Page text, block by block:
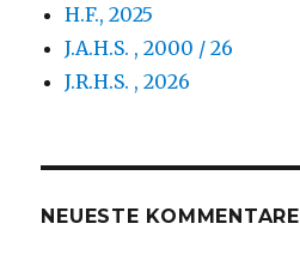
H.F., 2025
J.A.H.S. , 2000 / 26
J.R.H.S. , 2026
NEUESTE KOMMENTARE